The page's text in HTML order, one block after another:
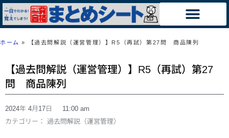
ホーム » 【過去問解説（運営管理）】R5（再試）第27問 商品陳列
【過去問解説（運営管理）】R5（再試）第27
問 商品陳列
2024年 4月17日
11:00 am
カテゴリー： 過去問解説（運営管理）